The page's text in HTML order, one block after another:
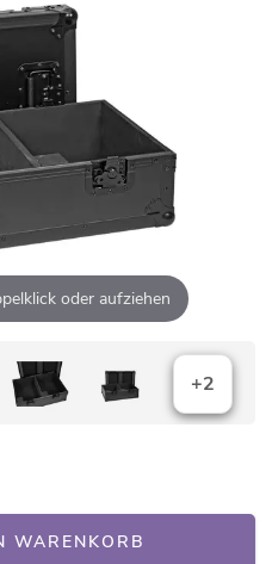
oder aufziehen
+2
WARENKORB